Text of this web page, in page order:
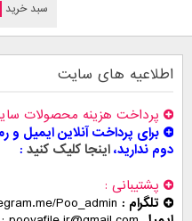
سبد خرید
اطلاعیه های سایت
پرداخت هزینه محصولات
برای پرداخت آنلاین ایمیل و
دوم ندارید،اینجا کلیک کنید
پشتیبانی
تلگرام : Poo_admin